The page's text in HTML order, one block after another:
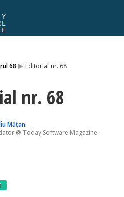
68 ▸ Editorial nr. 68
nr. 68
Mățan
@ Today Software Magazine